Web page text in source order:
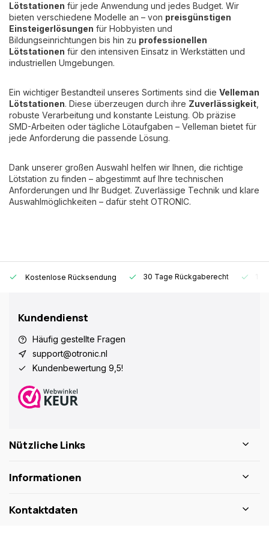
Lötstationen für jede Anwendung und jedes Budget. Wir
bieten verschiedene Modelle an – von preisgünstigen
Einsteigerlösungen für Hobbyisten und
Bildungseinrichtungen bis hin zu professionellen
Lötstationen für den intensiven Einsatz in Werkstätten und
industriellen Umgebungen.
Ein wichtiger Bestandteil unseres Sortiments sind die Velleman
Lötstationen. Diese überzeugen durch ihre Zuverlässigkeit
robuste Verarbeitung und konstante Leistung. Ob präzise
SMD-Arbeiten oder tägliche Lötaufgaben – Velleman bietet für
jede Anforderung die passende Lösung.
Dank unserer großen Auswahl helfen wir Ihnen, die richtige
Lötstation zu finden – abgestimmt auf Ihre technischen
Anforderungen und Ihr Budget. Zuverlässige Technik und klare
Auswahlmöglichkeiten – dafür steht OTRONIC.
Kostenlose Rücksendung 30 Tage Rückgaberecht 1
Kundendienst
Häufig gestellte Fragen
support@otronic.nl
Kundenbewertung 9,5!
Nützliche Links
Informationen
Kontaktdaten